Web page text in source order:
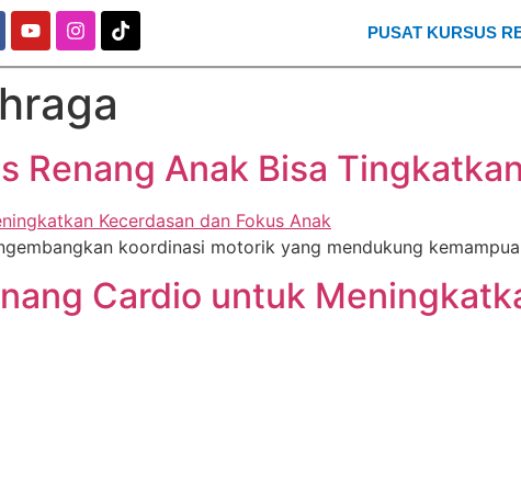
PUSAT KURSUS
Renang Anak Bisa
koordinasi motorik yang mendukung
Cardio untuk